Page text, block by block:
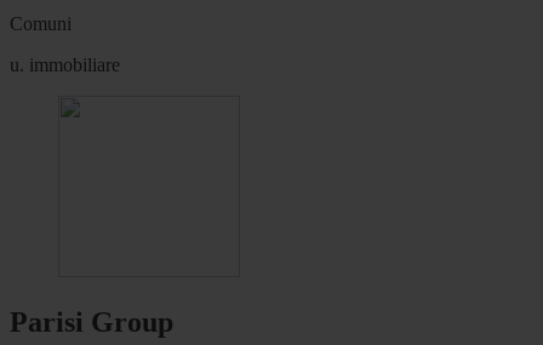
Comuni
u. immobiliare
Parisi Group